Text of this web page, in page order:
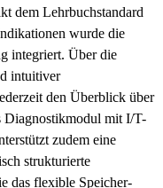
dem Lehrbuchstandard
wurde die
integriert. Über die
intuitiver
den Überblick über
Diagnostikmodul mit I/T-
zudem eine
strukturierte
das flexible Speicher-